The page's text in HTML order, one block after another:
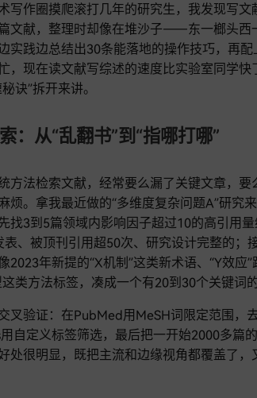
写作圈摸爬滚打几年的研究生，我发现写
文献，整理时却像在堆沙子——东一榔头西
实践边总结出30条能落地的操作技巧，再
，现在读文献写综述的速度比实验室同学
诀”拆开来讲。
：从“乱翻书”到“指哪打哪”
方法检索文献，经常要么漏了关键文章，
烦。拿我最近做的“多维度复杂问题A”研究
找3到5篇领域内影响因子超过10的高引用
表、被顶刊引用超50次、研究设计完整的；
2023年新提的“X机制”这类新术语、“Y效应
这类方法标签，凑成一个有20到30个关键词
叉验证：在PubMed用MeSH词限定范围，
自定义标签筛选，最后把一开始2000多篇
处很明显，既把主流和边缘视角都覆盖了